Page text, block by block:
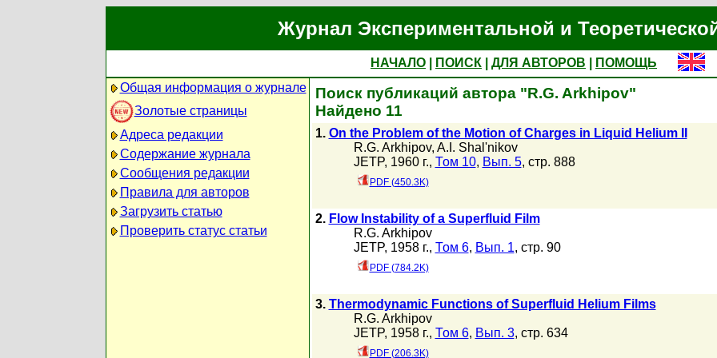
Журнал Экспериментальной и
НАЧАЛО ПОИСК ДЛЯ АВТОРОВ
ПОМОЩЬ
Общая информация о журнале
Золотые страницы
Адреса редакции
Содержание журнала
Сообщения редакции
Правила для авторов
Загрузить статью
Проверить статус статьи
Поиск публикаций автора "R.G. Arkhipov"
Найдено 11
1. On the Problem of the Motion of Charges in Liquid Helium II
R.G. Arkhipov, A.I. Shal'nikov
JETP, 1960 г., Том 10, Вып. 5, стр. 888
PDF (450.3K)
2. Flow Instability of a Superfluid Film
R.G. Arkhipov
JETP, 1958 г., Том 6, Вып. 1, стр. 90
PDF (784.2K)
3. Thermodynamic Functions of Superfluid Helium Films
R.G. Arkhipov
JETP, 1958 г., Том 6, Вып. 3, стр. 634
PDF (206.3K)